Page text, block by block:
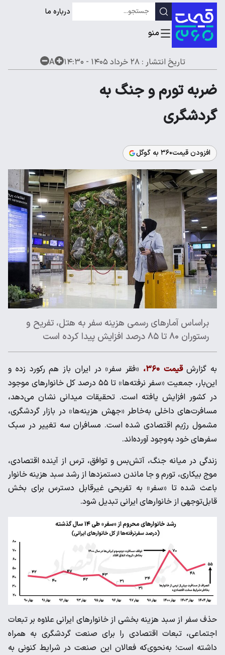
درباره ما
تاریخ انتشار :۲۸ خرداد ۱۴۰۵ - ۱۴:۳۰ A
ضربه تورم و جنگ به
گردشگری
افزودن قیمت۳۶۰ به گوگل
براساس آمارهای رسمی هزینه سفر به هتل، تفریح و
رستوران ۸۰ تا ۸۵ درصد افزایش پیدا کرده است
به گزارشقیمت ۳۶۰،
«فقر سفر» در ایران باز هم رکورد زده و
این‌بار، جمعیت «سفر نرفته‌ها» تا ۵۵ درصد کل خانوارهای موجود
در کشور افزایش یافته است. تحقیقات میدانی نشان می‌دهد،
مسافرت‌های داخلی به‌خاطر «جهش هزینه‌ها» در بازار گردشگری،
مشمول رژیم اقتصادی شده است. مسافران سه تغییر در سبک
سفرهای خود به‌وجود آورده‌اند.
زندگی در میانه جنگ، آتش‌بس و توافق، ترس از آینده اقتصادی،
موج بیکاری، تورم و جا ماندن دستمزدها از رشد سبد هزینه خانوار
باعث شده تا «سفر» به تفریحی غیرقابل دسترس برای بخش
قابل‌توجهی از خانوارهای ایرانی تبدیل شود.
حذف سفر از سبد هزینه بخشی از خانوارهای ایرانی علاوه بر تبعات
اجتماعی، تبعات اقتصادی را برای صنعت گردشگری به همراه
داشته است؛ به‌نحوی‌که فعالان این صنعت در شرایط کنونی به